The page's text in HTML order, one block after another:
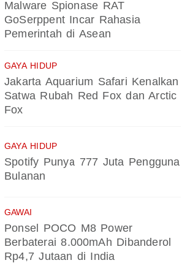
Malware Spionase RAT
GoSerppent Incar Rahasia
Pemerintah di Asean
GAYA HIDUP
Jakarta Aquarium Safari Kenalkan
Satwa Rubah Red Fox dan Arctic
Fox
GAYA HIDUP
Spotify Punya 777 Juta Pengguna
Bulanan
GAWAI
Ponsel POCO M8 Power
Berbaterai 8.000mAh Dibanderol
Rp4,7 Jutaan di India